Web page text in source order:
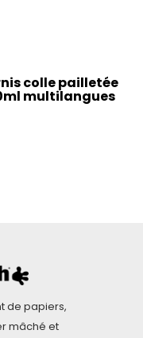
colle pailletée
multilangues
de papiers,
mâché et